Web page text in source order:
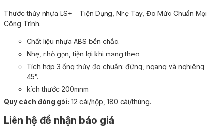
Thước thủy nhựa LS+ – Tiện Dụng, Nhẹ Tay, Đo Mức Chuẩn Mọi
Công Trình.
Chất liệu nhựa ABS bền chắc.
Nhẹ, nhỏ gọn, tiện lợi khi mang theo.
Tích hợp 3 ống thủy đo chuẩn: đứng, ngang và nghiêng
45°.
kích thước 200mnm
Quy cách đóng gói: 12 cái/hộp, 180 cái/thùng.
Liên hệ để nhận báo giá